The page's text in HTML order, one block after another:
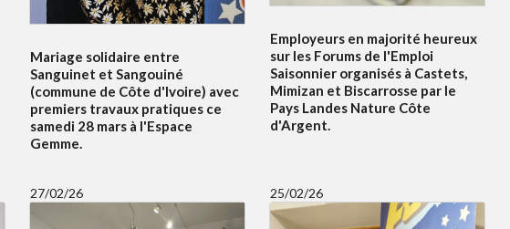
Mariage solidaire entre
Sanguinet et Sangouiné
(commune de Côte d'Ivoire) avec
premiers travaux pratiques ce
samedi 28 mars à l'Espace
Gemme.
Employeurs en majorité heureux
sur les Forums de l'Emploi
Saisonnier organisés à Castets,
Mimizan et Biscarrosse par le
Pays Landes Nature Côte
d'Argent.
27/02/26 25/02/26